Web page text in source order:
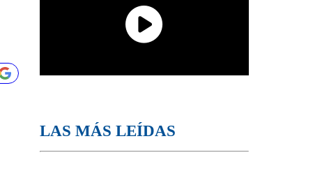
LAS MÁS LEÍDAS